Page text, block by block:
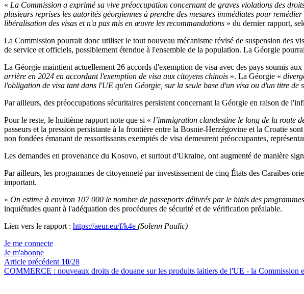
« La Commission a exprimé sa vive préoccupation concernant de graves violations des
plusieurs reprises les autorités géorgiennes à prendre des mesures immédiates pour
libéralisation des visas et n'a pas mis en œuvre les recommandations » du dernier rapport,
La Commission pourrait donc utiliser le tout nouveau mécanisme révisé de suspension des
de service et officiels, possiblement étendue à l'ensemble de la population. La Géorgie
La Géorgie maintient actuellement 26 accords d'exemption de visa avec des pays soumis
arrière en 2024 en accordant l'exemption de visa aux citoyens chinois ». La Géorgie «
l'obligation de visa tant dans l'UE qu'en Géorgie, sur la seule base d'un visa ou d'un titre
Par ailleurs, des préoccupations sécuritaires persistent concernant la Géorgie en raison de
Pour le reste, le huitième rapport note que si « l’immigration clandestine le long de la route
passeurs et la pression persistante à la frontière entre la Bosnie-Herzégovine et la Croatie
non fondées émanant de ressortissants exemptés de visa demeurent préoccupantes,
Les demandes en provenance du Kosovo, et surtout d'Ukraine, ont augmenté de manière
Par ailleurs, les programmes de citoyenneté par investissement de cinq États des Caraïbes
important.
« On estime à environ 107 000 le nombre de passeports délivrés par le biais des
inquiétudes quant à l'adéquation des procédures de sécurité et de vérification préalable.
Lien vers le rapport : https://aeur.eu/f/k4e (Solenn Paulic)
Je me connecte
Je m'abonne
Article précédent 10/28
COMMERCE : nouveaux droits de douane sur les produits laitiers de l'UE - la Commission